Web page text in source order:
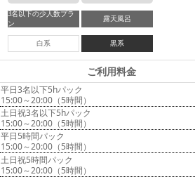
3名以下の少人数プラ
ン
露天風呂
白系 黒系
ご利用料金
平日3名以下5hパック
15:00～20:00（5時間）
土日祝3名以下5hパック
15:00～20:00（5時間）
平日5時間パック
15:00～20:00（5時間）
土日祝5時間パック
15:00～20:00（5時間）